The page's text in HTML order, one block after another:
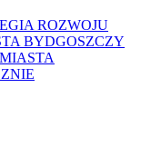
ROZWOJU
BYDGOSZCZY